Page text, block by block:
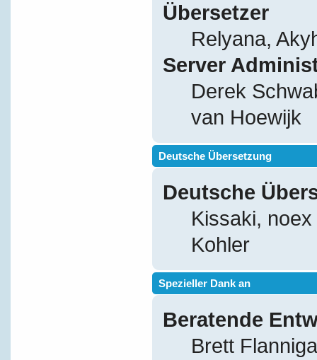
Übersetzer
Relyana,
Server
Derek
van Hoewijk
Deutsche Übersetzung
Deutsche
Kissaki,
Kohler
Spezieller Dank an
Beratende
Brett